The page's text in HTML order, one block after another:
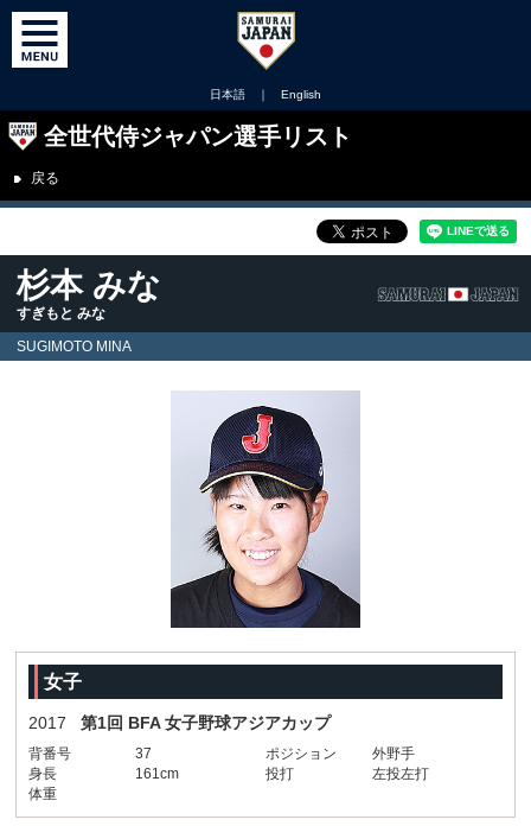
日本語 ｜ English
全世代侍ジャパン選手リスト
戻る
杉本 みな
すぎもと みな
SUGIMOTO MINA
女子
2017 第1回 BFA 女子野球アジアカップ
背番号 37 ポジション
外野手
身長
161cm 投打
左投左打
体重